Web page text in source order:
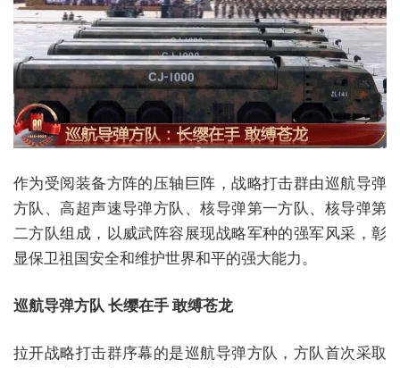
作为受阅装备方阵的压轴巨阵，战略打击群由巡航导弹
方队、高超声速导弹方队、核导弹第一方队、核导弹第
二方队组成，以威武阵容展现战略军种的强军风采，彰
显保卫祖国安全和维护世界和平的强大能力。
巡航导弹方队 长缨在手 敢缚苍龙
拉开战略打击群序幕的是巡航导弹方队，方队首次采取